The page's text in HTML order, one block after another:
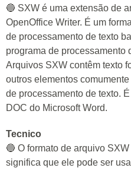
🔵 SXW é uma extensão de
OpenOffice Writer. É um
de processamento de texto
programa de processamento
Arquivos SXW contêm texto
outros elementos
de processamento de texto.
DOC do Microsoft Word.
Tecnico
🔵 O formato de arquivo
significa que ele pode ser